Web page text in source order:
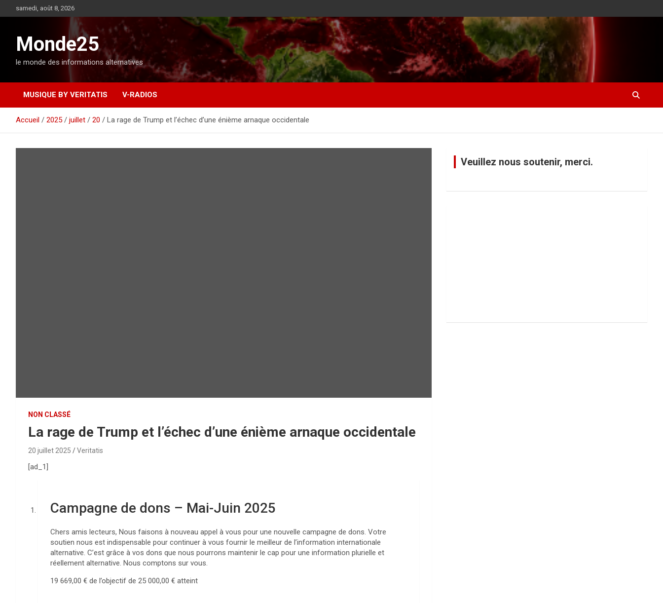
l
t
samedi, août 8, 2026
Monde25
le monde des informations alternatives
MUSIQUE BY VERITATIS V-RADIOS
Accueil 2025 juillet 20 La rage de Trump et l’échec d’une énième arnaque occidentale
NON CLASSÉ
La rage de Trump et l’échec d’une énième arnaque occidentale
20 juillet 2025 Veritatis
[ad_1]
Campagne de dons – Mai-Juin 2025
Chers amis lecteurs, Nous faisons à nouveau appel à vous pour une nouvelle campagne de dons. Votre
soutien nous est indispensable pour continuer à vous fournir le meilleur de l’information internationale
alternative. C’est grâce à vos dons que nous pourrons maintenir le cap pour une information plurielle et
réellement alternative. Nous comptons sur vous.
19 669,00 € de l’objectif de 25 000,00 € atteint
Veuillez nous soutenir, merci.